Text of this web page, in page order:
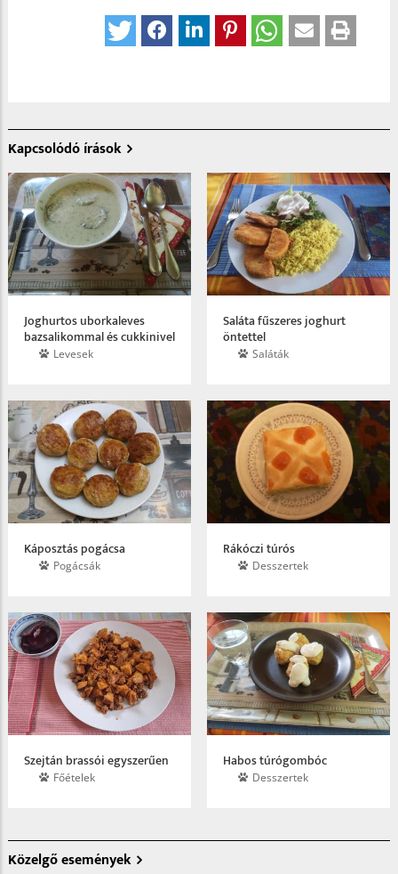
Kapcsolódó írások
Joghurtos uborkaleves
bazsalikommal és cukkinivel
Levesek
Saláta fűszeres joghurt
öntettel
Saláták
Káposztás pogácsa
Pogácsák
Rákóczi túrós
Desszertek
Szejtán brassói egyszerűen
Főételek
Habos túrógombóc
Desszertek
Közelgő események